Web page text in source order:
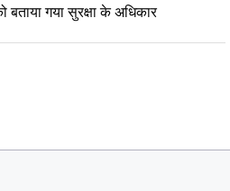
बताया गया सुरक्षा के अधिकार